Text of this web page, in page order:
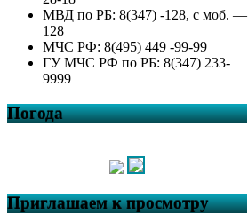
МВД по РБ: 8(347) -128, с моб. —
128
МЧС РФ: 8(495) 449 -99-99
ГУ МЧС РФ по РБ: 8(347) 233-
9999
Погода
Приглашаем к просмотру